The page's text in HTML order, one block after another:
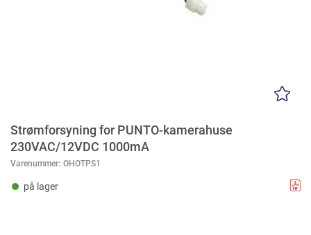
Strømforsyning for PUNTO-kamerahuse
230VAC/12VDC 1000mA
Varenummer: OHOTPS1
på lager